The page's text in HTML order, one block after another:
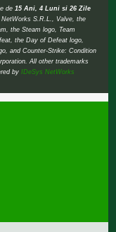
de 15 Ani, 4 Luni si 26 Zile
S.R.L., Valve, the
the Steam logo, Team
the Day of Defeat logo,
and Counter-Strike: Condition
All other trademarks
byIDeSys NetWorks